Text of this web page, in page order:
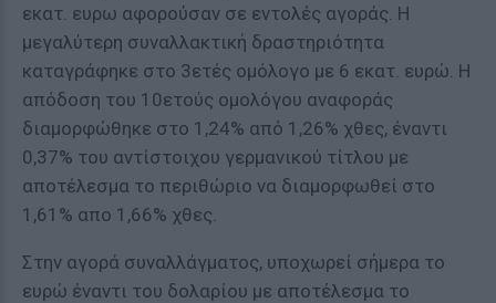
εκατ. ευρω αφορούσαν σε εντολές αγοράς. Η
μεγαλύτερη συναλλακτική δραστηριότητα
καταγράφηκε στο 3ετές ομόλογο με 6 εκατ. ευρώ. Η
απόδοση του 10ετούς ομολόγου αναφοράς
διαμορφώθηκε στο 1,24% από 1,26% χθες, έναντι
0,37% του αντίστοιχου γερμανικού τίτλου με
αποτέλεσμα το περιθώριο να διαμορφωθεί στο
1,61% απο 1,66% χθες.
Στην αγορά συναλλάγματος, υποχωρεί σήμερα το
ευρώ έναντι του δολαρίου με αποτέλεσμα το